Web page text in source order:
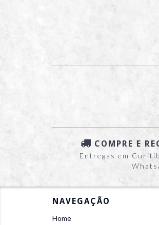
COMPRE E
Entregas em
NAVEGAÇÃO
Home